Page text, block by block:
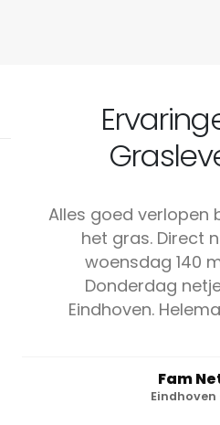
Alles goed verlopen
het gras. Direct
woensdag 140
Donderdag
Eindhoven.
Fam
Eindhoven